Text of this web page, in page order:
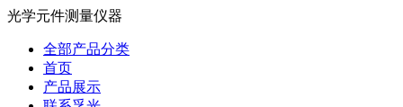
光学元件测量仪器
全部产品分类
首页
产品展示